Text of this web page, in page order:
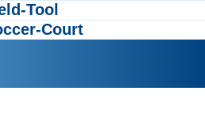
Tool
Court